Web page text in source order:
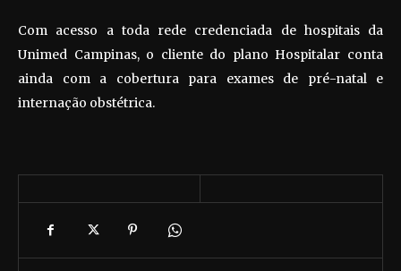
Com acesso a toda rede credenciada de hospitais da
Unimed Campinas, o cliente do plano Hospitalar conta
ainda com a cobertura para exames de pré-natal e
internação obstétrica.